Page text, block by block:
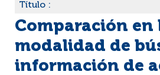
Título :
Comparación en
modalidad de
información de